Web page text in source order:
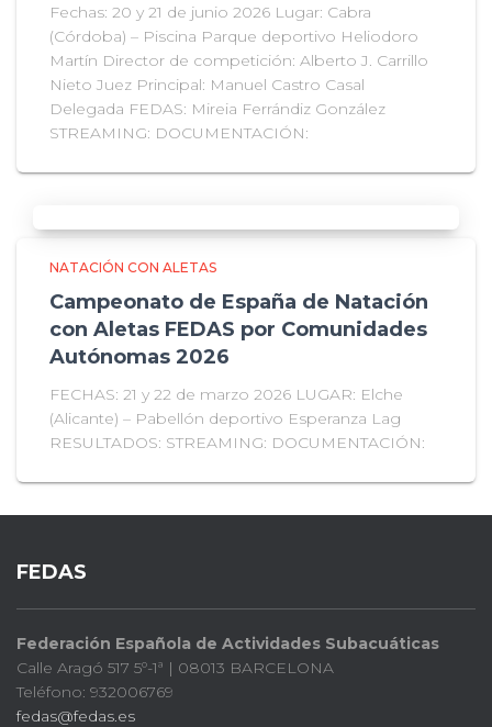
Fechas: 20 y 21 de junio 2026 Lugar: Cabra
(Córdoba) – Piscina Parque deportivo Heliodoro
Martín Director de competición: Alberto J. Carrillo
Nieto Juez Principal: Manuel Castro Casal
Delegada FEDAS: Mireia Ferrándiz González
STREAMING: DOCUMENTACIÓN:
NATACIÓN CON ALETAS
Campeonato de España de Natación
con Aletas FEDAS por Comunidades
Autónomas 2026
FECHAS: 21 y 22 de marzo 2026 LUGAR: Elche
(Alicante) – Pabellón deportivo Esperanza Lag
RESULTADOS: STREAMING: DOCUMENTACIÓN:
FEDAS
Federación Española de Actividades Subacuáticas
Calle Aragó 517 5º-1ª | 08013 BARCELONA
Teléfono: 932006769
fedas@fedas.es